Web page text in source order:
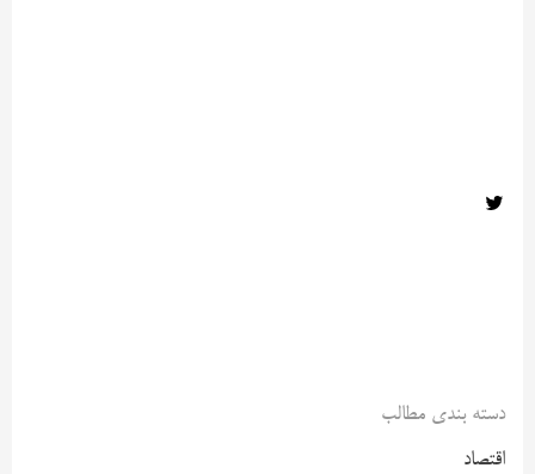
دسته بندی مطالب
اقتصاد